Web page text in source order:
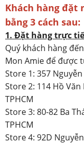
Khách hàng đặt
bằng 3 cách sau:
1. Đặt hàng trực
Quý khách hàng
Mon Amie để được
Store 1: 357
Store 2: 114 Hồ
TPHCM
Store 3: 80-82 Ba
TPHCM
Store 4: 92D